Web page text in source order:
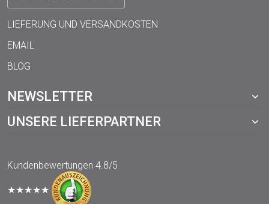
LIEFERUNG UND VERSANDKOSTEN
EMAIL
BLOG
NEWSLETTER
UNSERE LIEFERPARTNER
Kundenbewertungen 4.8/5
★★★★★